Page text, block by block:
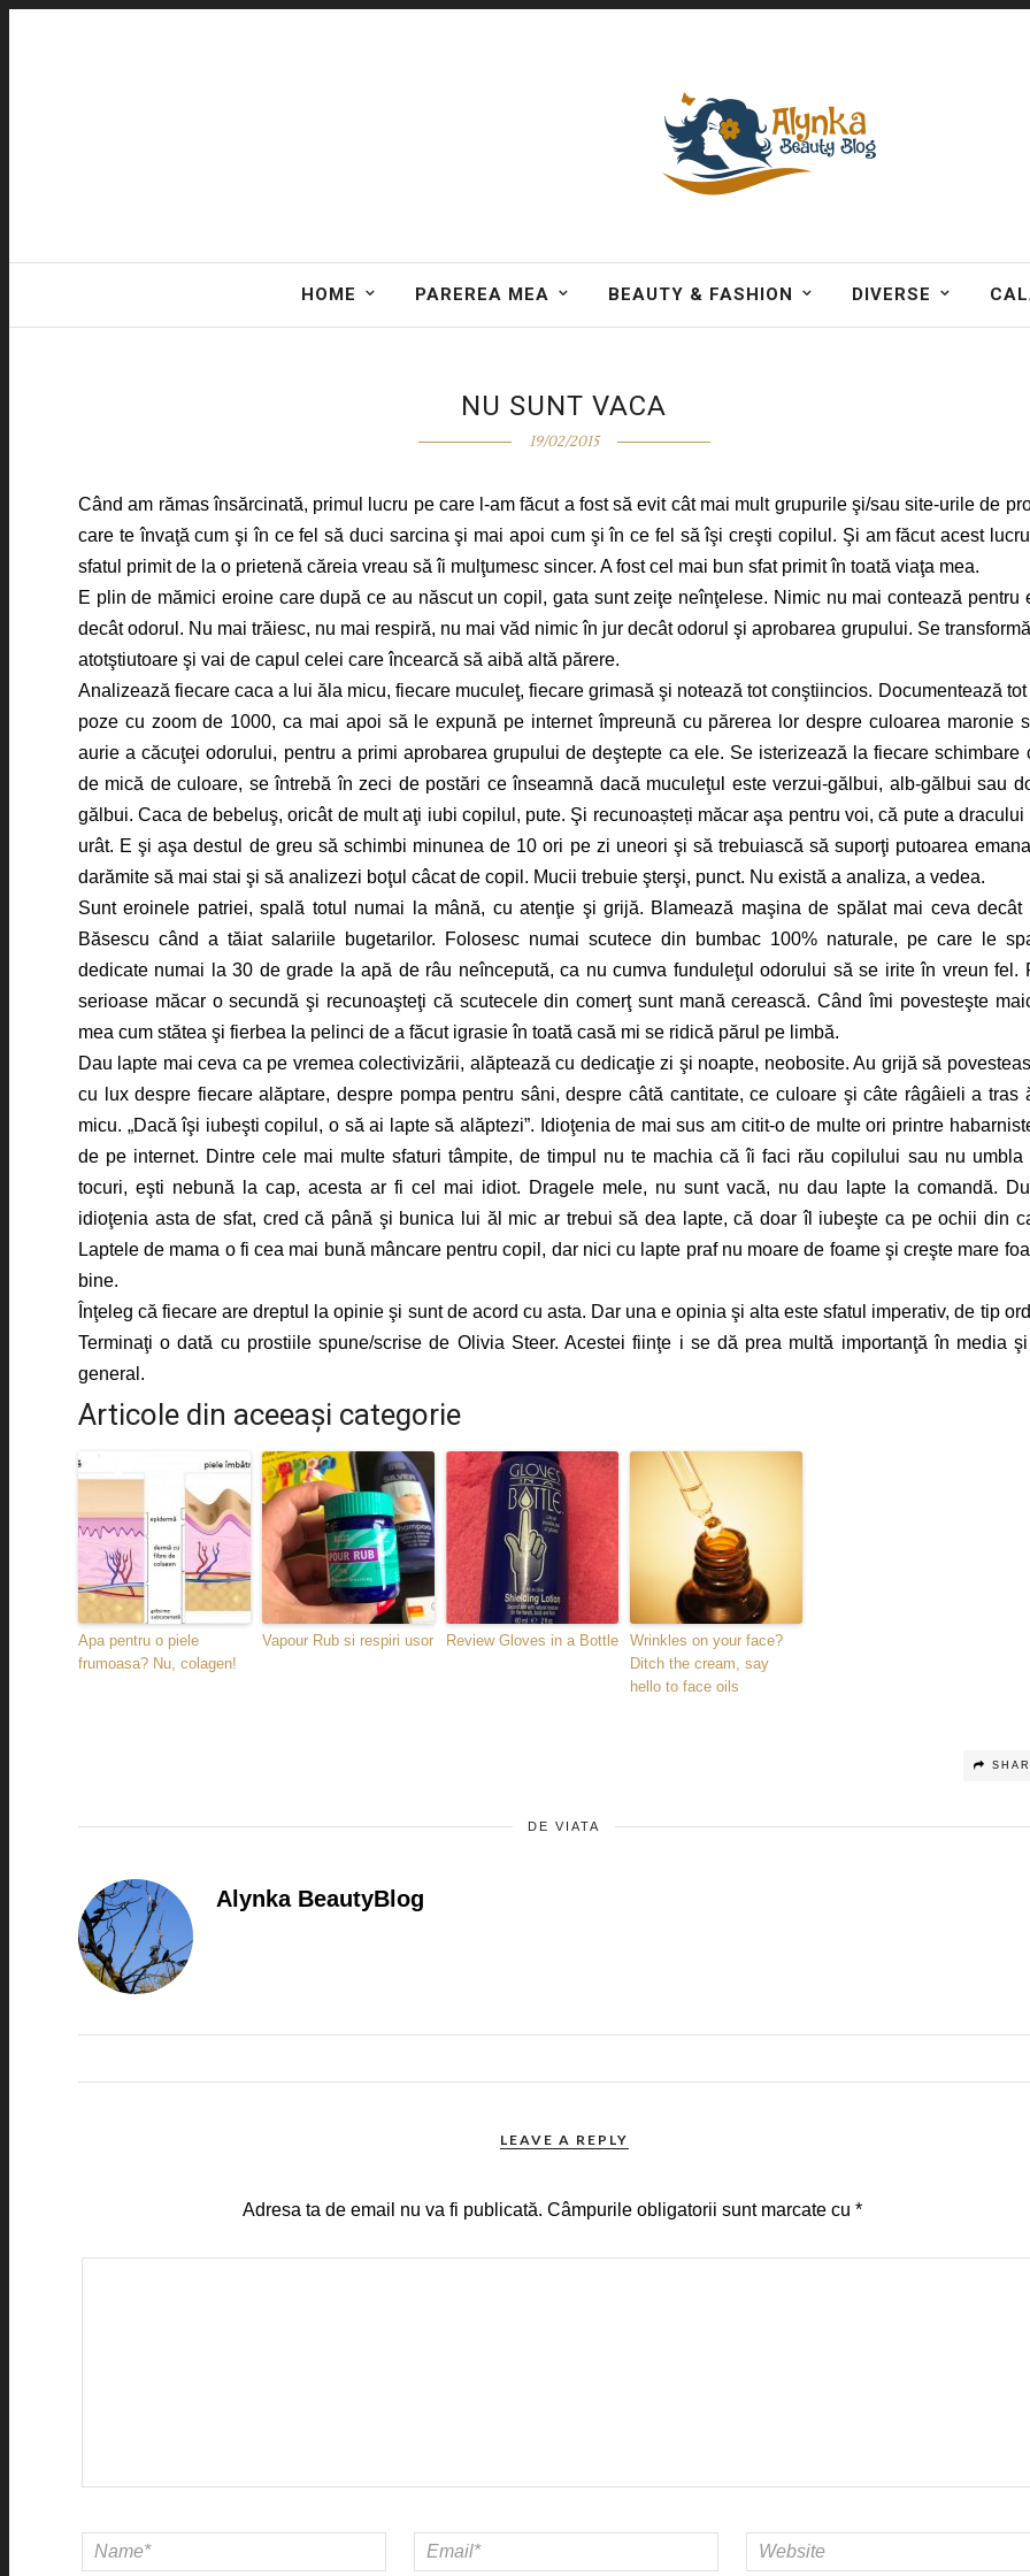
HOME PAREREA MEA BEAUTY & FASHION DIVERSE
NU SUNT VACA
19/02/2015
Când am rămas însărcinată, primul lucru pe care l-am făcut a fost să evit cât mai mult grupurile şi/sau site-urile de
care te învaţă cum şi în ce fel să duci sarcina şi mai apoi cum şi în ce fel să îşi creşti copilul. Şi am făcut acest
sfatul primit de la o prietenă căreia vreau să îi mulţumesc sincer. A fost cel mai bun sfat primit în toată viaţa mea.
E plin de mămici eroine care după ce au născut un copil, gata sunt zeiţe neînţelese. Nimic nu mai contează pentru
decât odorul. Nu mai trăiesc, nu mai respiră, nu mai văd nimic în jur decât odorul şi aprobarea grupului. Se
atotştiutoare şi vai de capul celei care încearcă să aibă altă părere.
Analizează fiecare caca a lui ăla micu, fiecare muculeţ, fiecare grimasă şi notează tot conştiincios. Documentează tot
poze cu zoom de 1000, ca mai apoi să le expună pe internet împreună cu părerea lor despre culoarea maronie
aurie a căcuţei odorului, pentru a primi aprobarea grupului de deştepte ca ele. Se isterizează la fiecare schimbare
de mică de culoare, se întrebă în zeci de postări ce înseamnă dacă muculeţul este verzui-gălbui, alb-gălbui sau
gălbui. Caca de bebeluş, oricât de mult aţi iubi copilul, pute. Şi recunoașteți măcar aşa pentru voi, că pute a dracului
urât. E şi aşa destul de greu să schimbi minunea de 10 ori pe zi uneori şi să trebuiască să suporţi putoarea
darămite să mai stai şi să analizezi boţul câcat de copil. Mucii trebuie şterşi, punct. Nu există a analiza, a vedea.
Sunt eroinele patriei, spală totul numai la mână, cu atenţie şi grijă. Blamează maşina de spălat mai ceva decât
Băsescu când a tăiat salariile bugetarilor. Folosesc numai scutece din bumbac 100% naturale, pe care le
dedicate numai la 30 de grade la apă de râu neîncepută, ca nu cumva funduleţul odorului să se irite în vreun fel.
serioase măcar o secundă şi recunoaşteţi că scutecele din comerţ sunt mană cerească. Când îmi povesteşte
mea cum stătea şi fierbea la pelinci de a făcut igrasie în toată casă mi se ridică părul pe limbă.
Dau lapte mai ceva ca pe vremea colectivizării, alăptează cu dedicaţie zi şi noapte, neobosite. Au grijă să
cu lux despre fiecare alăptare, despre pompa pentru sâni, despre câtă cantitate, ce culoare şi câte râgâieli a tras
micu. „Dacă îşi iubeşti copilul, o să ai lapte să alăptezi”. Idioţenia de mai sus am citit-o de multe ori printre
de pe internet. Dintre cele mai multe sfaturi tâmpite, de timpul nu te machia că îi faci rău copilului sau nu umbla
tocuri, eşti nebună la cap, acesta ar fi cel mai idiot. Dragele mele, nu sunt vacă, nu dau lapte la comandă.
idioţenia asta de sfat, cred că până şi bunica lui ăl mic ar trebui să dea lapte, că doar îl iubeşte ca pe ochii din
Laptele de mama o fi cea mai bună mâncare pentru copil, dar nici cu lapte praf nu moare de foame şi creşte mare
bine.
Înţeleg că fiecare are dreptul la opinie şi sunt de acord cu asta. Dar una e opinia şi alta este sfatul imperativ, de tip
Terminaţi o dată cu prostiile spune/scrise de Olivia Steer. Acestei fiinţe i se dă prea multă importanţă în media
general.
Articole din aceeaşi categorie
Apa pentru o piele
frumoasa? Nu, colagen!
Vapour Rub si respiri usor Review Gloves in a Bottle
Wrinkles on your face?
Ditch the cream, say
hello to face oils
DE VIATA
Alynka BeautyBlog
LEAVE A REPLY
Adresa ta de email nu va fi publicată. Câmpurile obligatorii sunt marcate cu *